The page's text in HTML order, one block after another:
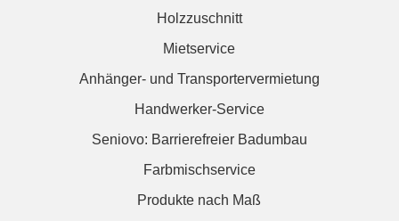
Holzzuschnitt
Mietservice
Anhänger- und Transportervermietung
Handwerker-Service
Seniovo: Barrierefreier Badumbau
Farbmischservice
Produkte nach Maß